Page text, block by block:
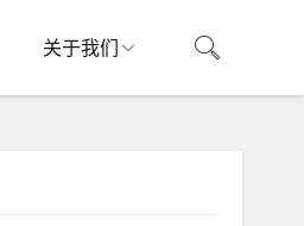
关于我们